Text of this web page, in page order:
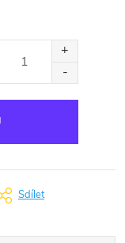
Sdílet